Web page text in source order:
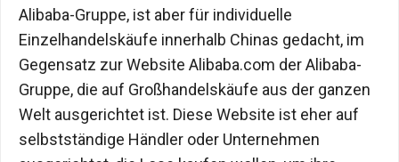
Alibaba-Gruppe, ist aber für individuelle
Einzelhandelskäufe innerhalb Chinas gedacht, im
Gegensatz zur Website Alibaba.com der Alibaba-
Gruppe, die auf Großhandelskäufe aus der ganzen
Welt ausgerichtet ist. Diese Website ist eher auf
selbstständige Händler oder Unternehmen